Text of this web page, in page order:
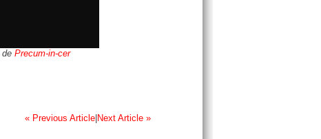
de Precum-in-cer
« Previous Article Next Article »